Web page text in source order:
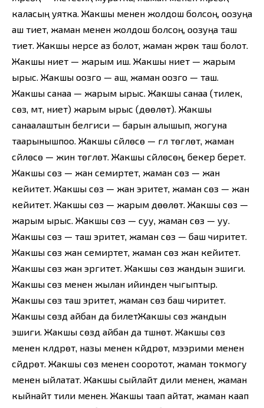
каласың уятка. Жакшы менен жолдош болсоң, оозуңа
аш тиет, жаман менен жолдош болсоң, оозуңа таш
тиет. Жакшы нерсе аз болот, жаман жүрөк таш болот.
Жакшы ниет — жарым иш. Жакшы ниет — жарым
ырыс. Жакшы оозго — аш, жаман оозго — таш.
Жакшы санаа — жарым ырыс. Жакшы санаа (тилек,
сөз, үмүт, ниет) жарым ырыс (дөөлөт). Жакшы
санаалаштын белгиси — барын алышып, жогуна
таарынышпоо. Жакшы сүйлөсө — гүл төгүлөт, жаман
сүйлөсө — жин төгүлөт. Жакшы сүйлөсөң, бекер берет.
Жакшы сөз — жан семиртет, жаман сөз — жан
кейитет. Жакшы сөз — жан эритет, жаман сөз — жан
кейитет. Жакшы сөз — жарым дөөлөт. Жакшы сөз —
жарым ырыс. Жакшы сөз — суу, жаман сөз — уу.
Жакшы сөз — таш эритет, жаман сөз — баш чиритет.
Жакшы сөз жан семиртет, жаман сөз жан кейитет.
Жакшы сөз жан эргитет. Жакшы сөз жандын эшиги.
Жакшы сөз менен жылан ийинден чыгыптыр.
Жакшы сөз таш эритет, жаман сөз баш чиритет.
Жакшы сөздү айбан да билетЖакшы сөз жандын
эшиги. Жакшы сөздү айбан да түшүнөт. Жакшы сөзү
менен күлдүрөт, назы менен күйдүрөт, мээрими менен
сүйдүрөт. Жакшы сөзү менен сооротот, жаман токмогу
менен ыйлатат. Жакшы сыйлайт дили менен, жаман
кыйнайт тили менен. Жакшы таап айтат, жаман каап